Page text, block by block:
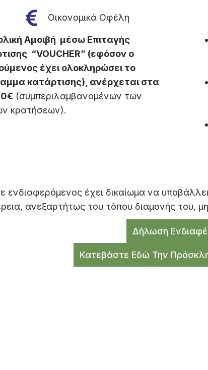
Οικονομικά Οφέλη
Αμοιβή μέσω Επιταγής
“VOUCHER” (εφόσον ο
έχει ολοκληρώσει το
κατάρτισης), ανέρχεται στα
(συμπεριλαμβανομένων των
κρατήσεων).
ενδιαφερόμενος έχει δικαίωμα να
ανεξαρτήτως του τόπου διαμονής του,
Δήλωση
Κατεβάστε Εδώ Την